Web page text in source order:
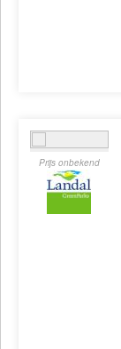
Prijs onbekend